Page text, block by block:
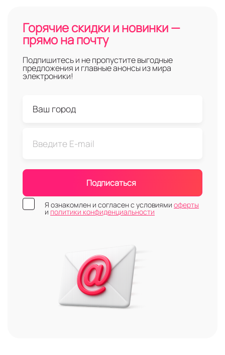
Горячие скидки и новинки —
прямо на почту
Подпишитесь и не пропустите выгодные
предложения и главные анонсы из мира
электроники!
Подписаться
Я ознакомлен и согласен с условиями оферты
и политики конфиденциальности